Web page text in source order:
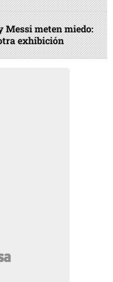
Messi meten miedo:
exhibición